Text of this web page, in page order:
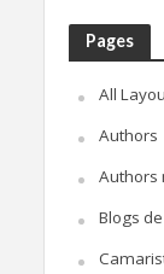
Pages
All
Authors
Authors
Blogs